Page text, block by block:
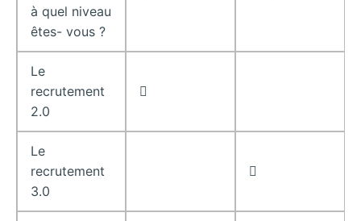
à quel niveau
êtes- vous ?
Le
recrutement
2.0

Le
recrutement
3.0
